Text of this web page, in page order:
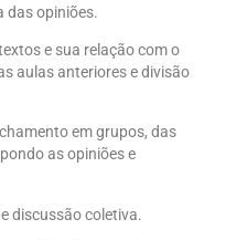
das opiniões.
e sua relação com o
aulas anteriores e divisão
em grupos, das
as opiniões e
discussão coletiva.